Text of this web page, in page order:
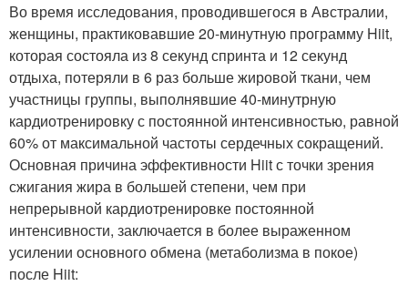
Во время исследования, проводившегося в Австралии,
женщины, практиковавшие 20-минутную программу Hiit,
которая состояла из 8 секунд спринта и 12 секунд
отдыха, потеряли в 6 раз больше жировой ткани, чем
участницы группы, выполнявшие 40-минутрную
кардиотренировку с постоянной интенсивностью, равной
60% от максимальной частоты сердечных сокращений.
Основная причина эффективности Hiit с точки зрения
сжигания жира в большей степени, чем при
непрерывной кардиотренировке постоянной
интенсивности, заключается в более выраженном
усилении основного обмена (метаболизма в покое)
после Hiit: